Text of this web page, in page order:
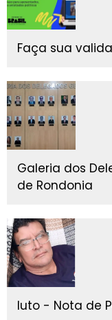
Faça sua
Galeria dos
de Rondonia
luto - Nota de